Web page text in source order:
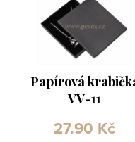
Papírová
VV-11
27.90 Kč